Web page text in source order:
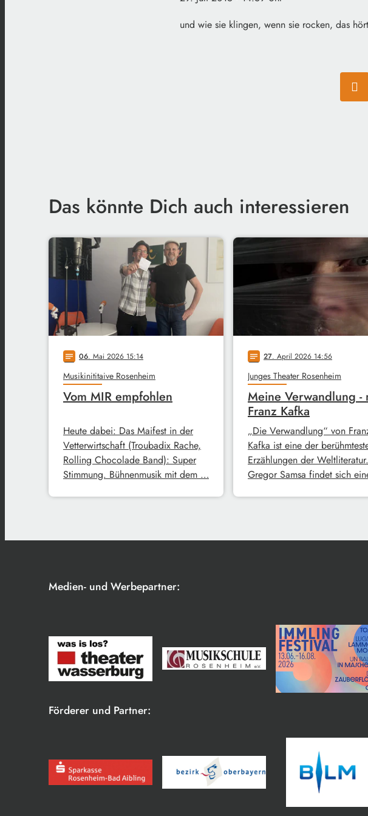
und wie sie klingen, wenn sie rocken, das
Das könnte Dich auch interessieren
notes 06. Mai 2026 15:14
Musikinititaive Rosenheim
Vom MIR empfohlen
Heute dabei: Das Maifest in der
Vetterwirtschaft (Troubadix Rache,
Rolling Chocolade Band): Super
Stimmung. Bühnenmusik mit dem …
notes 27. April 2026 14:56
Junges Theater Rosenheim
Meine Verwandlung -
Franz Kafka
„Die Verwandlung“ von
Kafka ist eine der
Erzählungen der Weltliteratur.
Gregor Samsa findet sich
Medien- und Werbepartner:
Förderer und Partner: